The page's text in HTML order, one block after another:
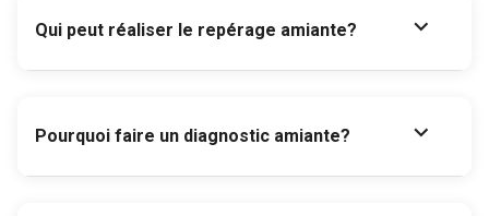
Qui peut réaliser le repérage amiante? expand_more
Pourquoi faire un diagnostic amiante? expand_more